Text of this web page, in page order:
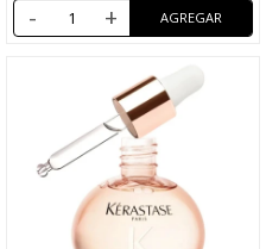
- +